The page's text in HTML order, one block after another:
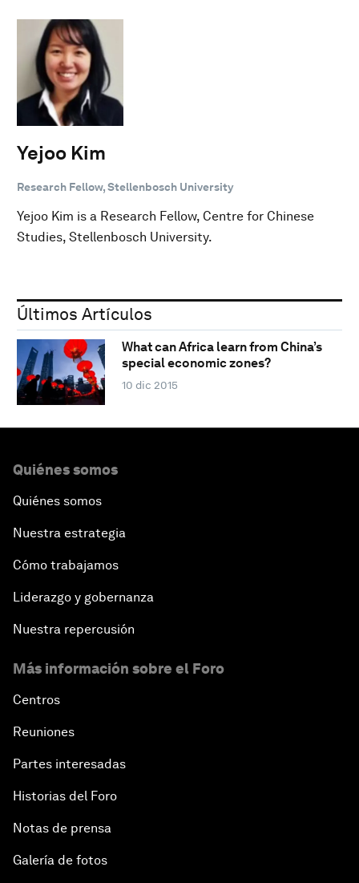
Yejoo Kim
Research Fellow, Stellenbosch University
Yejoo Kim is a Research Fellow, Centre for Chinese
Studies, Stellenbosch University.
Últimos Artículos
What can Africa learn from China’s
special economic zones?
10 dic 2015
Quiénes somos
Quiénes somos
Nuestra estrategia
Cómo trabajamos
Liderazgo y gobernanza
Nuestra repercusión
Más información sobre el Foro
Centros
Reuniones
Partes interesadas
Historias del Foro
Notas de prensa
Galería de fotos